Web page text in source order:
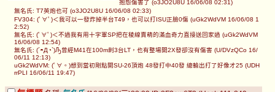
抱怨傷害了 (o3JO2U8U 16/06/08 02:31)
無名氏: T7英炮也可 (o3JO2U8U 16/06/08 02:33)
FV304: (ﾟ∀ﾟ)＜我可以一發炸掉半台T49，也可以打ISU正臉0傷 (uGk2WdVM 16/06/08 1
2:52)
無名氏: (ﾟ∀ﾟ)＜不過我有用十字軍SP把在稜線賣萌的滿血奇力直接送回家過 (uGk2WdVM
16/06/08 12:54)
無名氏: (´◓Д◔`)Ԡ曾經M41在100m刺3台LT，也有整場開2X發卻沒有傷害 (U/DVzQCo 16/
06/11 12:13)
uGk2WdVM: (ﾟ∀。)想到當初剛點開SU-26頂炮 48發打中40發 總輸出打了好像才25 (UDH
rrPLI 16/06/11 19:47)